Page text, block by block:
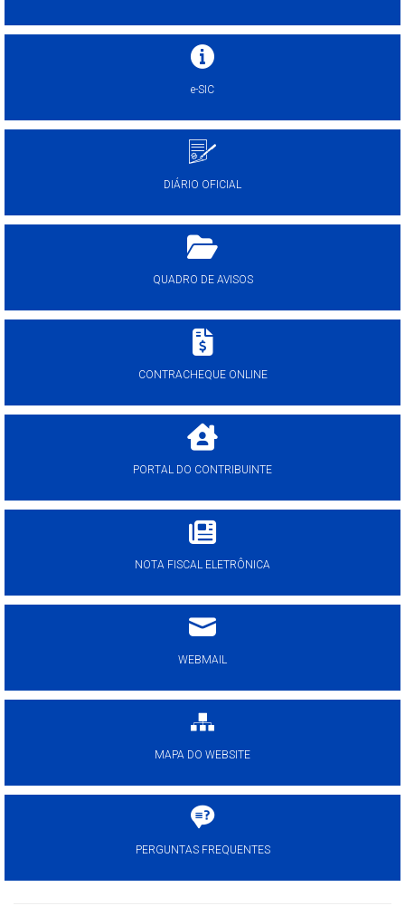
e-SIC
DIÁRIO OFICIAL
QUADRO DE AVISOS
CONTRACHEQUE ONLINE
PORTAL DO CONTRIBUINTE
NOTA FISCAL ELETRÔNICA
WEBMAIL
MAPA DO WEBSITE
PERGUNTAS FREQUENTES